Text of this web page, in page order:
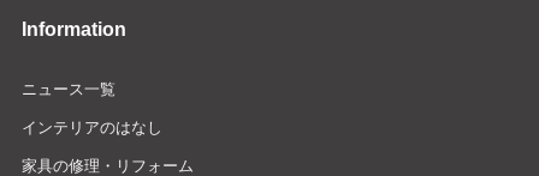
Information
ニュース一覧
インテリアのはなし
家具の修理・リフォーム